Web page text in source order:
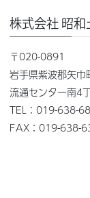
株式会社 昭和
〒020-0891
岩手県紫波郡矢巾
流通センター南4
TEL：019-638-
FAX：019-638-